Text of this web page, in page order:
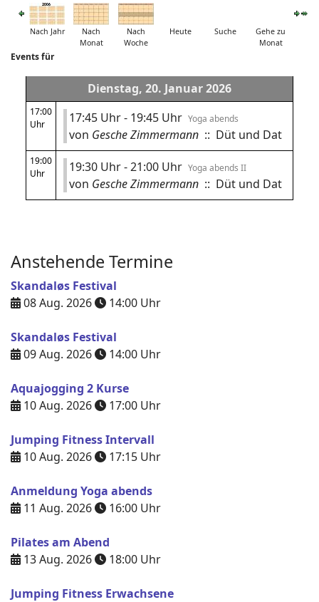
Nach Jahr
Nach
Monat
Nach
Woche
Heute Suche
Gehe zu
Monat
Events für
Dienstag, 20. Januar 2026
17:00
Uhr
17:45 Uhr - 19:45 Uhr Yoga abends
von Gesche Zimmermann :: Düt und Dat
19:00
Uhr
19:30 Uhr - 21:00 Uhr Yoga abends II
von Gesche Zimmermann :: Düt und Dat
Anstehende Termine
Skandaløs Festival
08 Aug. 2026
14:00 Uhr
Skandaløs Festival
09 Aug. 2026
14:00 Uhr
Aquajogging 2 Kurse
10 Aug. 2026
17:00 Uhr
Jumping Fitness Intervall
10 Aug. 2026
17:15 Uhr
Anmeldung Yoga abends
11 Aug. 2026
16:00 Uhr
Pilates am Abend
13 Aug. 2026
18:00 Uhr
Jumping Fitness Erwachsene